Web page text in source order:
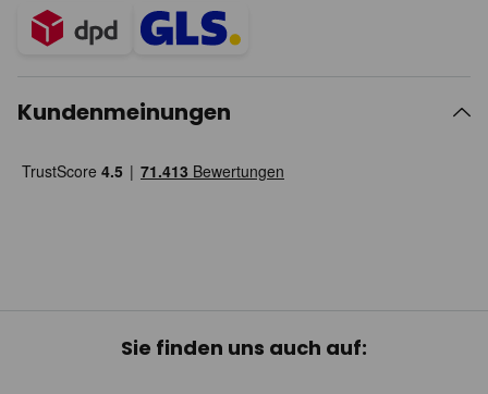
Kundenmeinungen
Sie finden uns auch auf: